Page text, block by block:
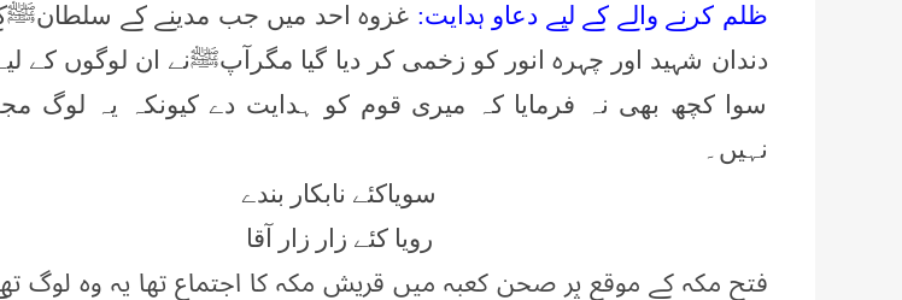
ظلم کرنے والے کے لیے دعاو ہدایت: غزوہ احد میں جب مدینے کے سلطانﷺ
دندان شہید اور چہرہ انور کو زخمی کر دیا گیا مگرآپﷺنے ان لوگوں کے
سوا کچھ بھی نہ فرمایا کہ میری قوم کو ہدایت دے کیونکہ یہ لوگ
نہیں۔
سویاکئے نابکار بندے
رویا کئے زار زار آقا
فتح مکہ کے موقع پر صحن کعبہ میں قریش مکہ کا اجتماع تھا یہ وہ لوگ